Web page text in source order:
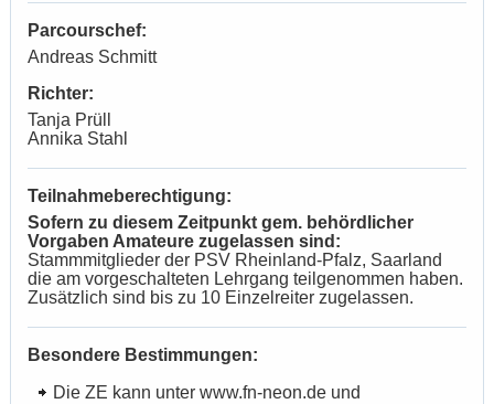
Parcourschef:
Andreas Schmitt
Richter:
Tanja Prüll
Annika Stahl
Teilnahmeberechtigung:
Sofern zu diesem Zeitpunkt gem. behördlicher
Vorgaben Amateure zugelassen sind:
Stammmitglieder der PSV Rheinland-Pfalz, Saarland
die am vorgeschalteten Lehrgang teilgenommen haben.
Zusätzlich sind bis zu 10 Einzelreiter zugelassen.
Besondere Bestimmungen:
Die ZE kann unter www.fn-neon.de und